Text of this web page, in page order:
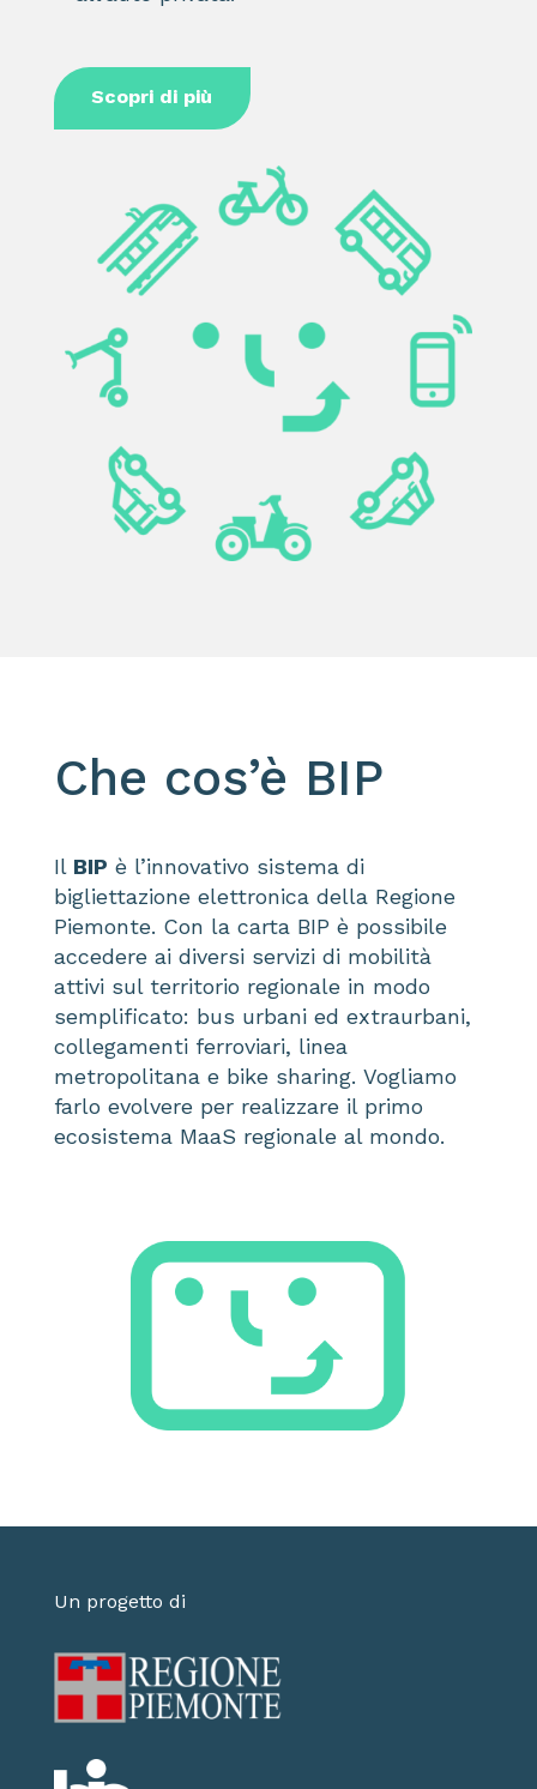
Scopri di più
Che cos’è BIP
Il BIP è l’innovativo sistema di
bigliettazione elettronica della Regione
Piemonte. Con la carta BIP è possibile
accedere ai diversi servizi di mobilità
attivi sul territorio regionale in modo
semplificato: bus urbani ed extraurbani,
collegamenti ferroviari, linea
metropolitana e bike sharing. Vogliamo
farlo evolvere per realizzare il primo
ecosistema MaaS regionale al mondo.
Un progetto di